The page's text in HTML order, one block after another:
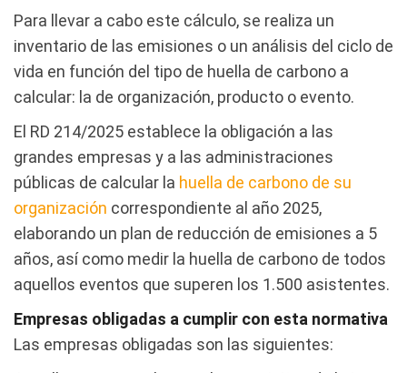
Para llevar a cabo este cálculo, se realiza un
inventario de las emisiones o un análisis del ciclo de
vida en función del tipo de huella de carbono a
calcular: la de organización, producto o evento.
El RD 214/2025 establece la obligación a las
grandes empresas y a las administraciones
públicas de calcular la huella de carbono de su
organización correspondiente al año 2025,
elaborando un plan de reducción de emisiones a 5
años, así como medir la huella de carbono de todos
aquellos eventos que superen los 1.500 asistentes.
Empresas obligadas a cumplir con esta normativa
Las empresas obligadas son las siguientes: